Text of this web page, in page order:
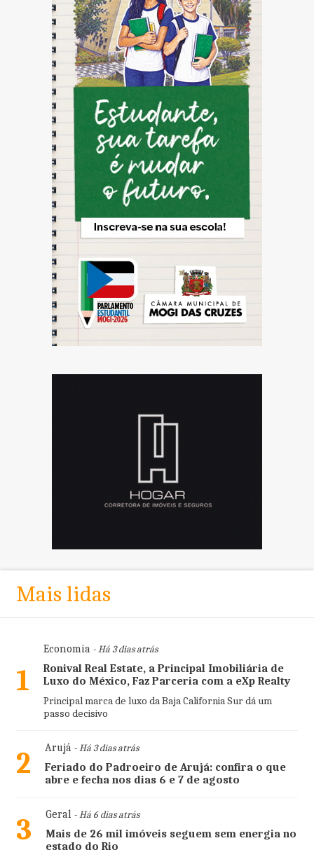
Mais lidas
1
Economia- Há 3 dias atrás
Ronival Real Estate, a Principal Imobiliária de
Luxo do México, Faz Parceria com a eXp Realty
Principal marca de luxo da Baja California Sur dá um
passo decisivo
2 Arujá- Há 3 dias atrás
Feriado do Padroeiro de Arujá: confira o que
abre e fecha nos dias 6 e 7 de agosto
3 Geral- Há 6 dias atrás
Mais de 26 mil imóveis seguem sem energia no
estado do Rio